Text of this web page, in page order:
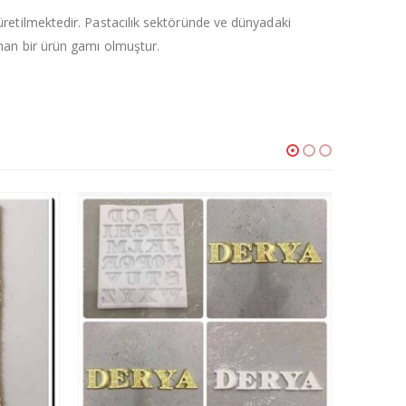
Pastacılık sektöründe ve dünyadaki
bir ürün gamı olmuştur.